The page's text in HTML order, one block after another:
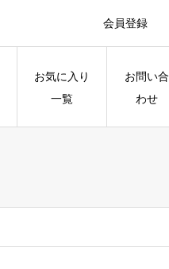
会員登録
お気に入り
一覧
お問い合
わせ